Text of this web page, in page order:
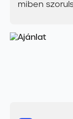
miben